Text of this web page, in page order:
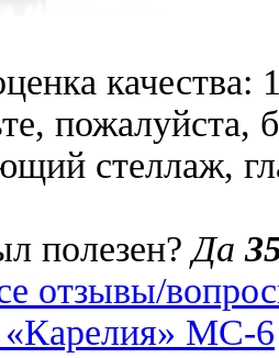
качества:
пожалуйста,
стеллаж,
полезен?Да
отзывы/
МС-6